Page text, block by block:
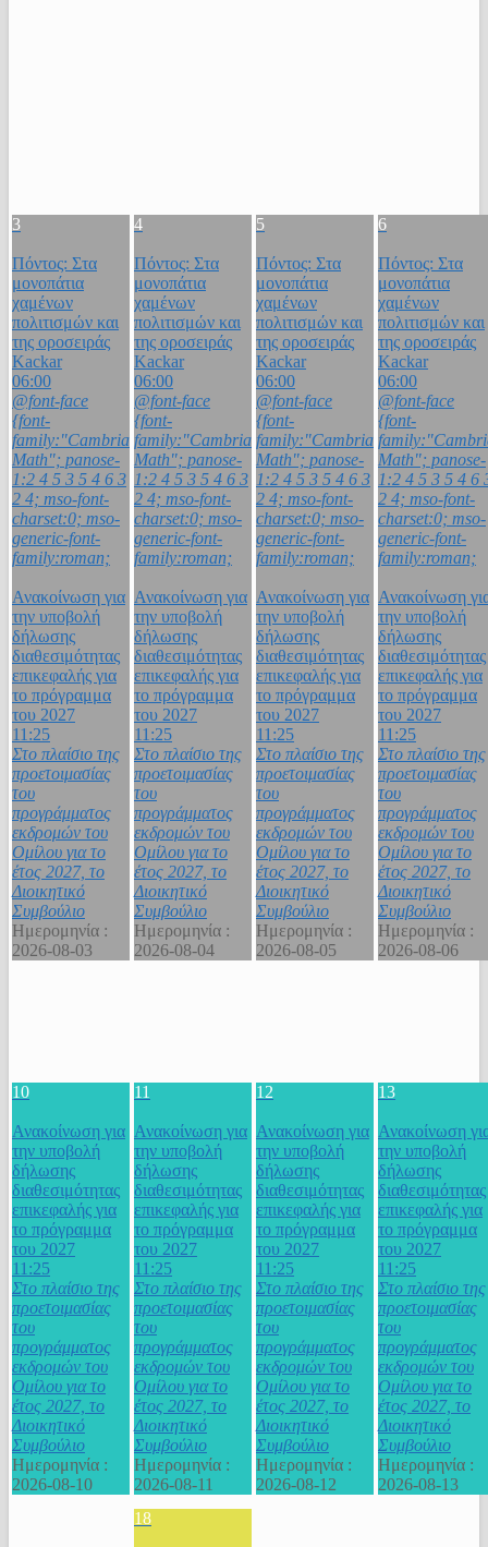
3
Πόντος: Στα
μονοπάτια
χαμένων
πολιτισμών και
της οροσειράς
Kackar
06:00
@font-face
{font-
family:"Cambria
Math"; panose-
1:2 4 5 3 5 4 6 3
2 4; mso-font-
charset:0; mso-
generic-font-
family:roman;
Ανακοίνωση για
την υποβολή
δήλωσης
διαθεσιμότητας
επικεφαλής για
το πρόγραμμα
του 2027
11:25
Στο πλαίσιο της
προετοιμασίας
του
προγράμματος
εκδρομών του
Ομίλου για το
έτος 2027, το
Διοικητικό
Συμβούλιο
Ημερομηνία :
2026-08-03
4
Πόντος: Στα
μονοπάτια
χαμένων
πολιτισμών και
της οροσειράς
Kackar
06:00
@font-face
{font-
family:"Cambria
Math"; panose-
1:2 4 5 3 5 4 6 3
2 4; mso-font-
charset:0; mso-
generic-font-
family:roman;
Ανακοίνωση για
την υποβολή
δήλωσης
διαθεσιμότητας
επικεφαλής για
το πρόγραμμα
του 2027
11:25
Στο πλαίσιο της
προετοιμασίας
του
προγράμματος
εκδρομών του
Ομίλου για το
έτος 2027, το
Διοικητικό
Συμβούλιο
Ημερομηνία :
2026-08-04
5
Πόντος: Στα
μονοπάτια
χαμένων
πολιτισμών και
της οροσειράς
Kackar
06:00
@font-face
{font-
family:"Cambria
Math"; panose-
1:2 4 5 3 5 4 6 3
2 4; mso-font-
charset:0; mso-
generic-font-
family:roman;
Ανακοίνωση για
την υποβολή
δήλωσης
διαθεσιμότητας
επικεφαλής για
το πρόγραμμα
του 2027
11:25
Στο πλαίσιο της
προετοιμασίας
του
προγράμματος
εκδρομών του
Ομίλου για το
έτος 2027, το
Διοικητικό
Συμβούλιο
Ημερομηνία :
2026-08-05
6
Πόντος: Στα
μονοπάτια
χαμένων
πολιτισμών και
της οροσειράς
Kackar
06:00
@font-face
{font-
Math"; panose-
1:2 4 5 3 5 4 6
2 4; mso-font-
charset:0; mso-
generic-font-
family:roman;
Ανακοίνωση
την υποβολή
δήλωσης
διαθεσιμότητας
επικεφαλής για
το πρόγραμμα
του 2027
11:25
Στο πλαίσιο της
προετοιμασίας
του
προγράμματος
εκδρομών του
Ομίλου για το
έτος 2027, το
Διοικητικό
Συμβούλιο
Ημερομηνία :
2026-08-06
10
Ανακοίνωση για
την υποβολή
δήλωσης
διαθεσιμότητας
επικεφαλής για
το πρόγραμμα
του 2027
11:25
Στο πλαίσιο της
προετοιμασίας
του
προγράμματος
εκδρομών του
Ομίλου για το
έτος 2027, το
Διοικητικό
Συμβούλιο
Ημερομηνία :
2026-08-10
11
Ανακοίνωση για
την υποβολή
δήλωσης
διαθεσιμότητας
επικεφαλής για
το πρόγραμμα
του 2027
11:25
Στο πλαίσιο της
προετοιμασίας
του
προγράμματος
εκδρομών του
Ομίλου για το
έτος 2027, το
Διοικητικό
Συμβούλιο
Ημερομηνία :
2026-08-11
12
Ανακοίνωση για
την υποβολή
δήλωσης
διαθεσιμότητας
επικεφαλής για
το πρόγραμμα
του 2027
11:25
Στο πλαίσιο της
προετοιμασίας
του
προγράμματος
εκδρομών του
Ομίλου για το
έτος 2027, το
Διοικητικό
Συμβούλιο
Ημερομηνία :
2026-08-12
13
Ανακοίνωση
την υποβολή
δήλωσης
διαθεσιμότητας
επικεφαλής για
το πρόγραμμα
του 2027
11:25
Στο πλαίσιο της
προετοιμασίας
του
προγράμματος
εκδρομών του
Ομίλου για το
έτος 2027, το
Διοικητικό
Συμβούλιο
Ημερομηνία :
2026-08-13
18